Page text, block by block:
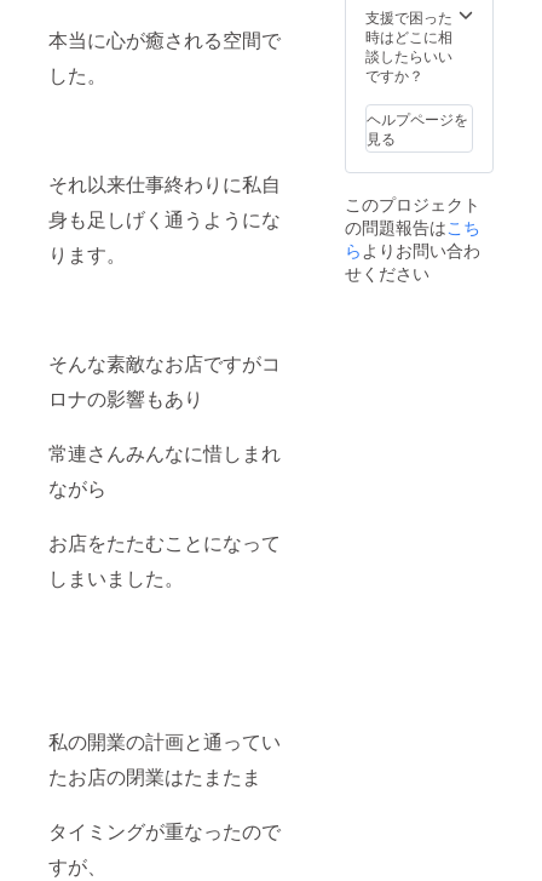
本当に心が癒される空間で
した。
それ以来仕事終わりに私自
身も足しげく通うようにな
ります。
そんな素敵なお店ですがコ
ロナの影響もあり
常連さんみんなに惜しまれ
ながら
お店をたたむことになって
しまいました。
私の開業の計画と通ってい
たお店の閉業はたまたま
タイミングが重なったので
すが、
ます。
いらっ
しゃる
ことが
ればご
住所ま
でお届
けいた
す。 ※
鬼瓦の
横にお
名前を
記載さ
支援で困った
時はどこに相
談したらいい
ですか？
ヘルプページを
見る
このプロジェクト
の問題報告はこち
ら よりお問い合わ
せください